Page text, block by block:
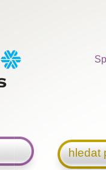
hledat